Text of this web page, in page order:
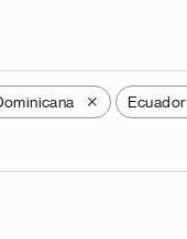
X Ecuador